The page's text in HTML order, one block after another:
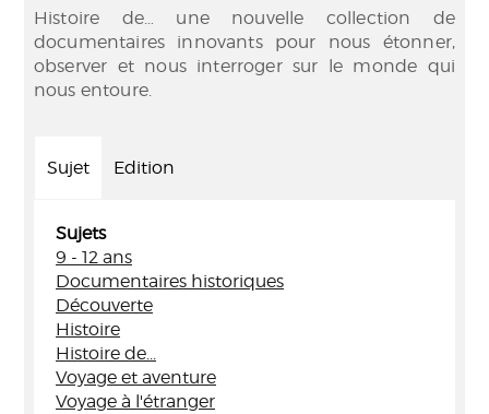
Histoire de… une nouvelle collection de
documentaires innovants pour nous étonner,
observer et nous interroger sur le monde qui
nous entoure.
Sujet Edition
Sujets
9 - 12 ans
Documentaires historiques
Découverte
Histoire
Histoire de...
Voyage et aventure
Voyage à l'étranger